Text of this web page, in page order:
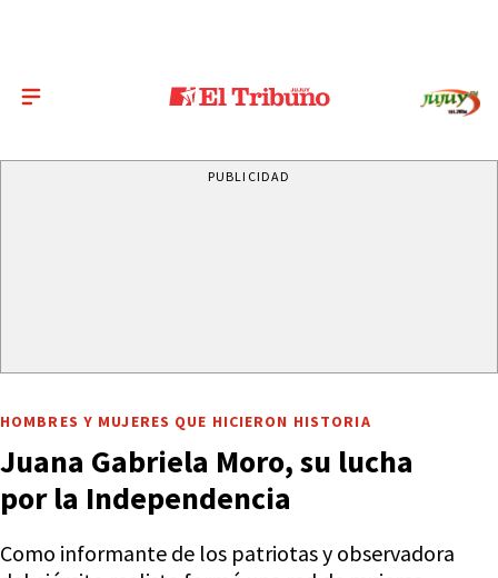
PUBLICIDAD
HOMBRES Y MUJERES QUE HICIERON HISTORIA
Juana Gabriela Moro, su lucha
por la Independencia
Como informante de los patriotas y observadora